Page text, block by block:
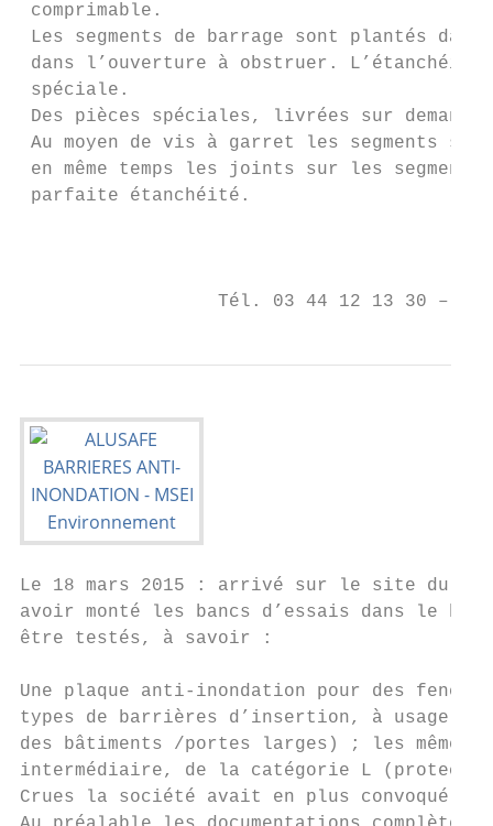
comprimable.
Les segments de barrage sont plantés
dans l’ouverture à obstruer. L’étanchéité
spéciale.
Des pièces spéciales, livrées sur
Au moyen de vis à garret les segments
en même temps les joints sur les
parfaite étanchéité.
Tél. 03 44 12 13 30 –
Le 18 mars 2015 : arrivé sur le site du
avoir monté les bancs d’essais dans le
être testés, à savoir :
Une plaque anti-inondation pour des
types de barrières d’insertion, à usage
des bâtiments /portes larges) ; les mêmes
intermédiaire, de la catégorie L
Crues la société avait en plus convoqué un